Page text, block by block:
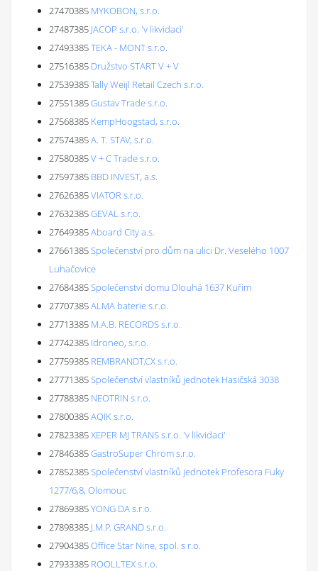
27470385 MYKOBON, s.r.o.
27487385 JACOP s.r.o. 'v likvidaci'
27493385TEKA - MONT s.r.o.
27516385 Družstvo START V + V
27539385Tally Weijl Retail Czech s.r.o.
27551385Gustav Trade s.r.o.
27568385 KempHoogstad, s.r.o.
27574385A. T. STAV, s.r.o.
27580385V + C Trade s.r.o.
27597385 BBD INVEST, a.s.
27626385VIATOR s.r.o.
27632385GEVAL s.r.o.
27649385Aboard City a.s.
27661385Společenství pro dům na ulici Dr. Veselého 1007
Luhačovice
27684385Společenství domu Dlouhá 1637 Kuřim
27707385ALMA baterie s.r.o.
27713385 M.A.B. RECORDS s.r.o.
27742385 Idroneo, s.r.o.
27759385 REMBRANDT.CX s.r.o.
27771385Společenství vlastníků jednotek Hasičská 3038
27788385 NEOTRIN s.r.o.
27800385AQIK s.r.o.
27823385XEPER MJ TRANS s.r.o. 'v likvidaci'
27846385GastroSuper Chrom s.r.o.
27852385Společenství vlastníků jednotek Profesora Fuky
1277/6,8, Olomouc
27869385YONG DA s.r.o.
27898385 J.M.P. GRAND s.r.o.
27904385Office Star Nine, spol. s r.o.
27933385 ROOLLTEX s.r.o.